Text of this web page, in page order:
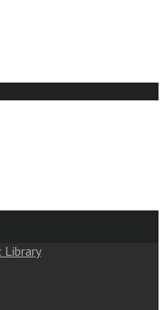
Library